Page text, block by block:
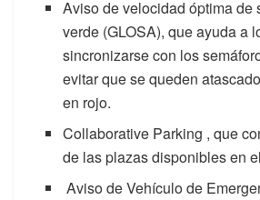
Aviso de velocidad óptima de
verde (GLOSA), que ayuda a
sincronizarse con los
evitar que se queden
en rojo.
Collaborative Parking , que
de las plazas disponibles en
Aviso de Vehículo de